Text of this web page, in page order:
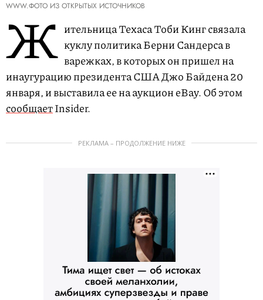
WWW.ФОТО ИЗ ОТКРЫТЫХ ИСТОЧНИКОВ
Ж ительница Техаса Тоби Кинг связала
куклу политика Берни Сандерса в
варежках, в которых он пришел на
инаугурацию президента США Джо Байдена 20
января, и выставила ее на аукцион eBay. Об этом
сообщаетInsider.
РЕКЛАМА – ПРОДОЛЖЕНИЕ НИЖЕ